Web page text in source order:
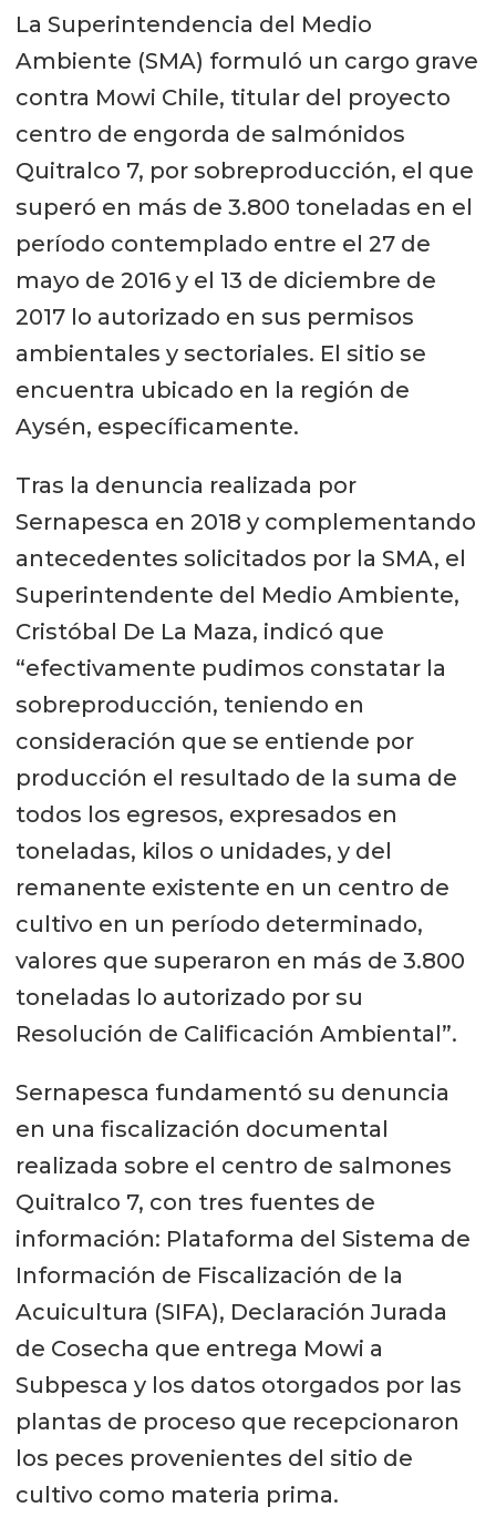
La Superintendencia del Medio
Ambiente (SMA) formuló un cargo grave
contra Mowi Chile, titular del proyecto
centro de engorda de salmónidos
Quitralco 7, por sobreproducción, el que
superó en más de 3.800 toneladas en el
período contemplado entre el 27 de
mayo de 2016 y el 13 de diciembre de
2017 lo autorizado en sus permisos
ambientales y sectoriales. El sitio se
encuentra ubicado en la región de
Aysén, específicamente.
Tras la denuncia realizada por
Sernapesca en 2018 y complementando
antecedentes solicitados por la SMA, el
Superintendente del Medio Ambiente,
Cristóbal De La Maza, indicó que
“efectivamente pudimos constatar la
sobreproducción, teniendo en
consideración que se entiende por
producción el resultado de la suma de
todos los egresos, expresados en
toneladas, kilos o unidades, y del
remanente existente en un centro de
cultivo en un período determinado,
valores que superaron en más de 3.800
toneladas lo autorizado por su
Resolución de Calificación Ambiental”.
Sernapesca fundamentó su denuncia
en una fiscalización documental
realizada sobre el centro de salmones
Quitralco 7, con tres fuentes de
información: Plataforma del Sistema de
Información de Fiscalización de la
Acuicultura (SIFA), Declaración Jurada
de Cosecha que entrega Mowi a
Subpesca y los datos otorgados por las
plantas de proceso que recepcionaron
los peces provenientes del sitio de
cultivo como materia prima.